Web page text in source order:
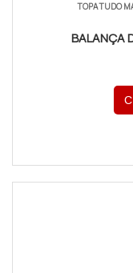
TOPA TUDO
BALANÇA